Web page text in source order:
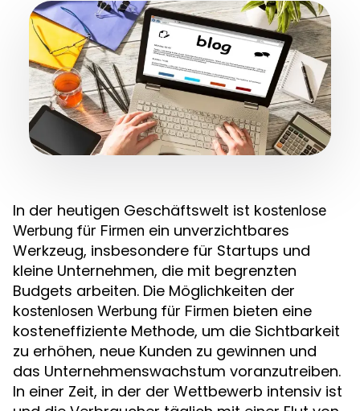
In der heutigen Geschäftswelt ist kostenlose
Werbung für Firmen ein unverzichtbares
Werkzeug, insbesondere für Startups und
kleine Unternehmen, die mit begrenzten
Budgets arbeiten. Die Möglichkeiten der
kostenlosen Werbung für Firmen bieten eine
kosteneffiziente Methode, um die Sichtbarkeit
zu erhöhen, neue Kunden zu gewinnen und
das Unternehmenswachstum voranzutreiben.
In einer Zeit, in der der Wettbewerb intensiv ist